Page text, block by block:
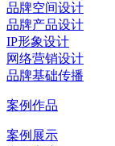
品牌空间设计
品牌产品设计
IP形象设计
网络营销设计
品牌基础传播
案例作品
案例展示